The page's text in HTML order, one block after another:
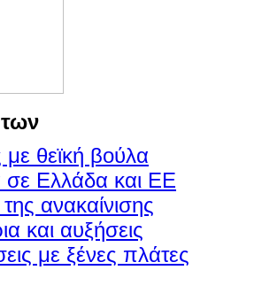
με θεϊκή βούλα
σε Ελλάδα και ΕΕ
ανακαίνισης
και αυξήσεις
με ξένες πλάτες